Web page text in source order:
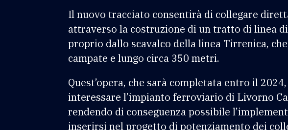
Il nuovo tracciato consentirà di collegare
attraverso la costruzione di un tratto di linea
proprio dallo scavalco della linea Tirrenica,
campate e lungo circa 350 metri.
Quest’opera, che sarà completata entro il
interessare l’impianto ferroviario di Livorno
rendendo di conseguenza possibile
inserirsi nel progetto di potenziamento dei